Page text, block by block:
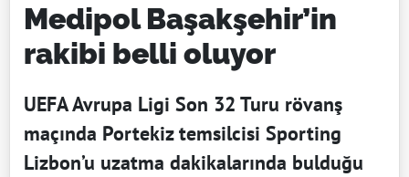
Medipol Başakşehir’in
rakibi belli oluyor
UEFA Avrupa Ligi Son 32 Turu rövanş
maçında Portekiz temsilcisi Sporting
Lizbon’u uzatma dakikalarında bulduğu